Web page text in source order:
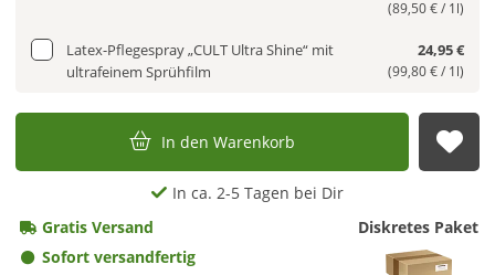
(89,50 € / 1l)
Latex-Pflegespray „CULT Ultra Shine“ mit
ultrafeinem Sprühfilm
24,95 €
(99,80 € / 1l)
In den Warenkorb
In ca. 2-5 Tagen bei Dir
Gratis Versand
Sofort versandfertig
Diskretes Paket